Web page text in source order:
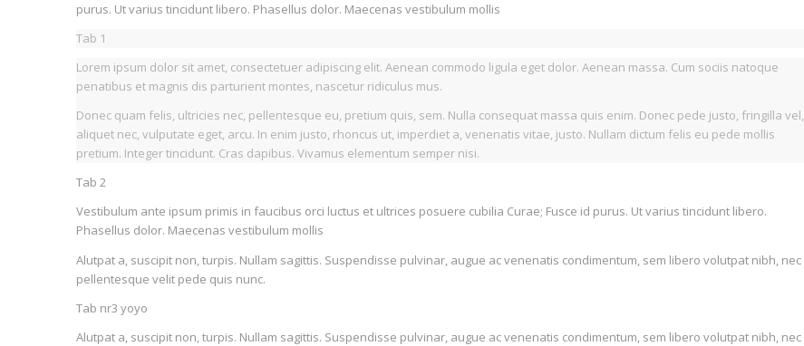
purus. Ut varius tincidunt libero. Phasellus dolor. Maecenas vestibulum mollis
Tab 1
Lorem ipsum dolor sit amet, consectetuer adipiscing elit. Aenean commodo ligula eget dolor. Aenean massa. Cum sociis natoque
penatibus et magnis dis parturient montes, nascetur ridiculus mus.
Donec quam felis, ultricies nec, pellentesque eu, pretium quis, sem. Nulla consequat massa quis enim. Donec pede justo, fringilla vel,
aliquet nec, vulputate eget, arcu. In enim justo, rhoncus ut, imperdiet a, venenatis vitae, justo. Nullam dictum felis eu pede mollis
pretium. Integer tincidunt. Cras dapibus. Vivamus elementum semper nisi.
Tab 2
Vestibulum ante ipsum primis in faucibus orci luctus et ultrices posuere cubilia Curae; Fusce id purus. Ut varius tincidunt libero.
Phasellus dolor. Maecenas vestibulum mollis
Alutpat a, suscipit non, turpis. Nullam sagittis. Suspendisse pulvinar, augue ac venenatis condimentum, sem libero volutpat nibh, nec
pellentesque velit pede quis nunc.
Tab nr3 yoyo
Alutpat a, suscipit non, turpis. Nullam sagittis. Suspendisse pulvinar, augue ac venenatis condimentum, sem libero volutpat nibh, nec